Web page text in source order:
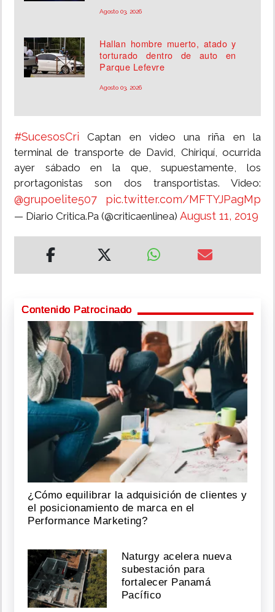
Agosto 03, 2026
Hallan hombre muerto, atado y
torturado dentro de auto en
Parque Lefevre
Agosto 03, 2026
#SucesosCri Captan en video una riña en la
terminal de transporte de David, Chiriquí, ocurrida
ayer sábado en la que, supuestamente, los
prortagonistas son dos transportistas. Video:
@grupoelite507 pic.twitter.com/MFTYJPagMp
— Diario Critica.Pa (@criticaenlinea) August 11, 2019
Contenido Patrocinado
¿Cómo equilibrar la adquisición de clientes y
el posicionamiento de marca en el
Performance Marketing?
Naturgy acelera nueva
subestación para
fortalecer Panamá
Pacífico